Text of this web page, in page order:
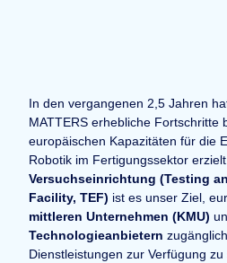
In den vergangenen 2,5 Jahren
MATTERS erhebliche Fortschritte
europäischen Kapazitäten für die
Robotik im Fertigungssektor
Versuchseinrichtung (Testing
Facility, TEF) ist es unser Ziel,
mittleren Unternehmen (KMU)
Technologieanbietern
Dienstleistungen zur Verfügung